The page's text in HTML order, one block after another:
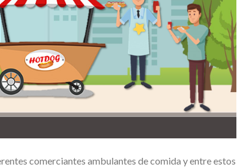
comerciantes ambulantes de comida y entre estos